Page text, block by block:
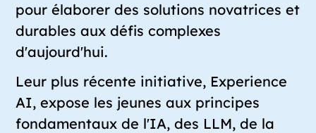
pour élaborer des solutions novatrices et
durables aux défis complexes
d'aujourd'hui.
Leur plus récente initiative, Experience
AI, expose les jeunes aux principes
fondamentaux de l'IA, des LLM, de la